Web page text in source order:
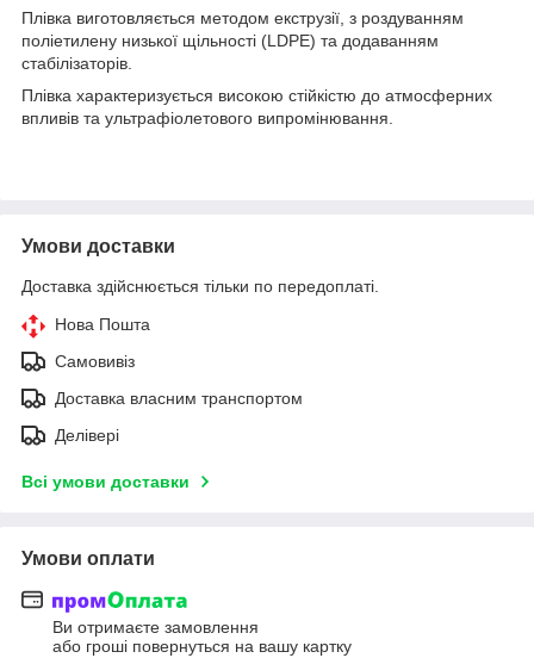
Плівка виготовляється методом екструзії, з роздуванням
поліетилену низької щільності (LDPE) та додаванням
стабілізаторів.
Плівка характеризується високою стійкістю до атмосферних
впливів та ультрафіолетового випромінювання.
Умови доставки
Доставка здійснюється тільки по передоплаті.
Нова Пошта
Самовивіз
Доставка власним транспортом
Делівері
Всі умови доставки
Умови оплати
Ви отримаєте замовлення
або гроші повернуться на вашу картку